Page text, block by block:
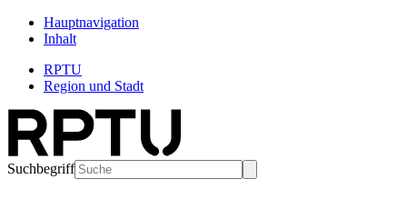
Hauptnavigation
Inhalt
RPTU
Region und Stadt
Suchbegriff